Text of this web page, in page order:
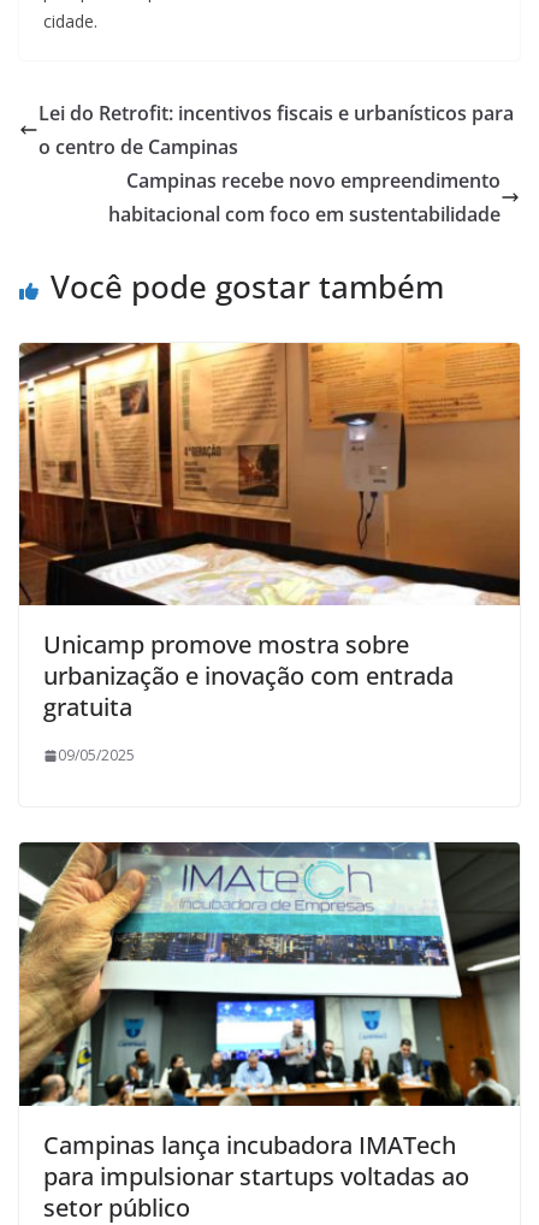
cidade.
Lei do Retrofit: incentivos fiscais e urbanísticos para
o centro de Campinas
Campinas recebe novo empreendimento
habitacional com foco em sustentabilidade
Você pode gostar também
Unicamp promove mostra sobre
urbanização e inovação com entrada
gratuita
09/05/2025
Campinas lança incubadora IMATech
para impulsionar startups voltadas ao
setor público